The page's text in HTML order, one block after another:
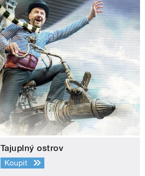
Tajuplný ostrov
Koupit